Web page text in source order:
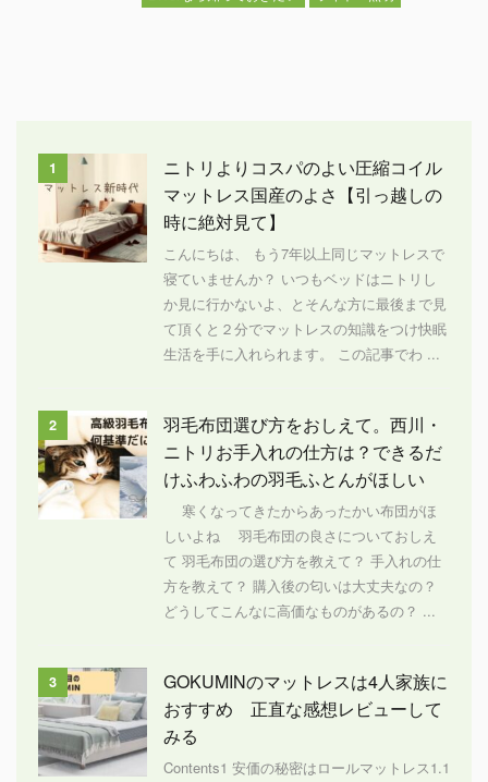
1
ニトリよりコスパのよい圧縮コイル
マットレス国産のよさ【引っ越しの
時に絶対見て】
こんにちは、 もう7年以上同じマットレスで
寝ていませんか？ いつもベッドはニトリし
か見に行かないよ、とそんな方に最後まで見
て頂くと２分でマットレスの知識をつけ快眠
生活を手に入れられます。 この記事でわ ...
2
羽毛布団選び方をおしえて。西川・
ニトリお手入れの仕方は？できるだ
けふわふわの羽毛ふとんがほしい
寒くなってきたからあったかい布団がほ
しいよね 羽毛布団の良さについておしえ
て 羽毛布団の選び方を教えて？ 手入れの仕
方を教えて？ 購入後の匂いは大丈夫なの？
どうしてこんなに高価なものがあるの？ ...
3
GOKUMINのマットレスは4人家族に
おすすめ 正直な感想レビューして
みる
Contents1 安価の秘密はロールマットレス1.1